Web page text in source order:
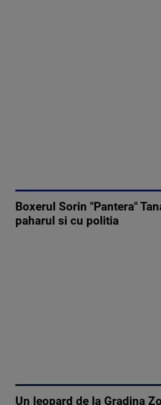
Boxerul Sorin "Pantera"
paharul si cu politia
Un leopard de la Gradina